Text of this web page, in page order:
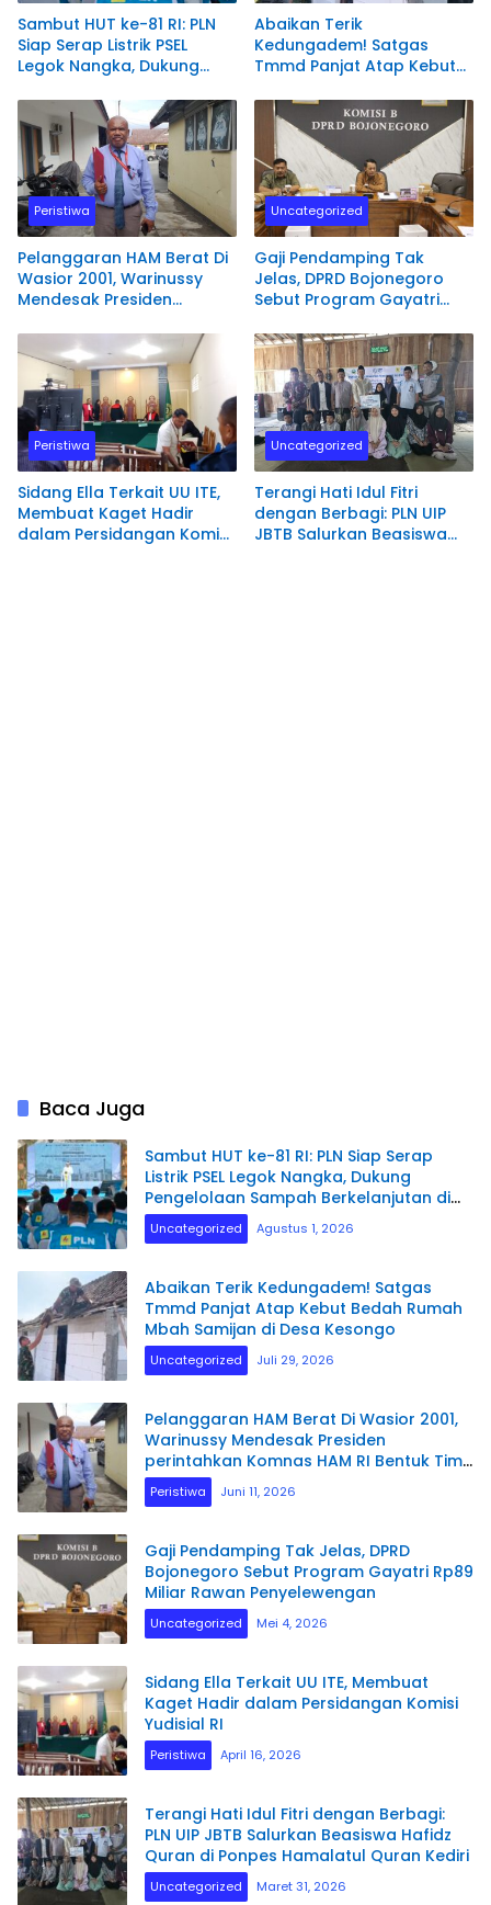
Sambut HUT ke-81 RI: PLN
Siap Serap Listrik PSEL
Legok Nangka, Dukung
Berkelanjutan di Jawa
Barat
Abaikan Terik
Kedungadem! Satgas
Tmmd Panjat Atap Kebut
Samijan di Desa Kesongo
Peristiwa
Pelanggaran HAM Berat Di
Wasior 2001, Warinussy
Mendesak Presiden
RI Bentuk Tim Penyelidikan.
Uncategorized
Gaji Pendamping Tak
Jelas, DPRD Bojonegoro
Sebut Program Gayatri
Penyelewengan
Peristiwa
Sidang Ella Terkait UU ITE,
Membuat Kaget Hadir
dalam Persidangan Komisi
Uncategorized
Terangi Hati Idul Fitri
dengan Berbagi: PLN UIP
JBTB Salurkan Beasiswa
Baca Juga
Sambut HUT ke-81 RI: PLN Siap Serap
Listrik PSEL Legok Nangka, Dukung
Pengelolaan Sampah Berkelanjutan di
Jawa Barat
Uncategorized Agustus 1, 2026
Abaikan Terik Kedungadem! Satgas
Tmmd Panjat Atap Kebut Bedah Rumah
Mbah Samijan di Desa Kesongo
Uncategorized Juli 29, 2026
Pelanggaran HAM Berat Di Wasior 2001,
Warinussy Mendesak Presiden
perintahkan Komnas HAM RI Bentuk Tim
Penyelidikan.
Peristiwa Juni 11, 2026
Gaji Pendamping Tak Jelas, DPRD
Bojonegoro Sebut Program Gayatri Rp89
Miliar Rawan Penyelewengan
Uncategorized Mei 4, 2026
Sidang Ella Terkait UU ITE, Membuat
Kaget Hadir dalam Persidangan Komisi
Yudisial RI
Peristiwa April 16, 2026
Terangi Hati Idul Fitri dengan Berbagi:
PLN UIP JBTB Salurkan Beasiswa Hafidz
Quran di Ponpes Hamalatul Quran Kediri
Uncategorized Maret 31, 2026